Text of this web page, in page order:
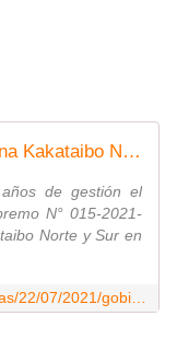
Gobierno aprueba Reserva Indígena Kakataibo Norte y Sur
de gestión el
N° 015-2021-
Norte y Sur en